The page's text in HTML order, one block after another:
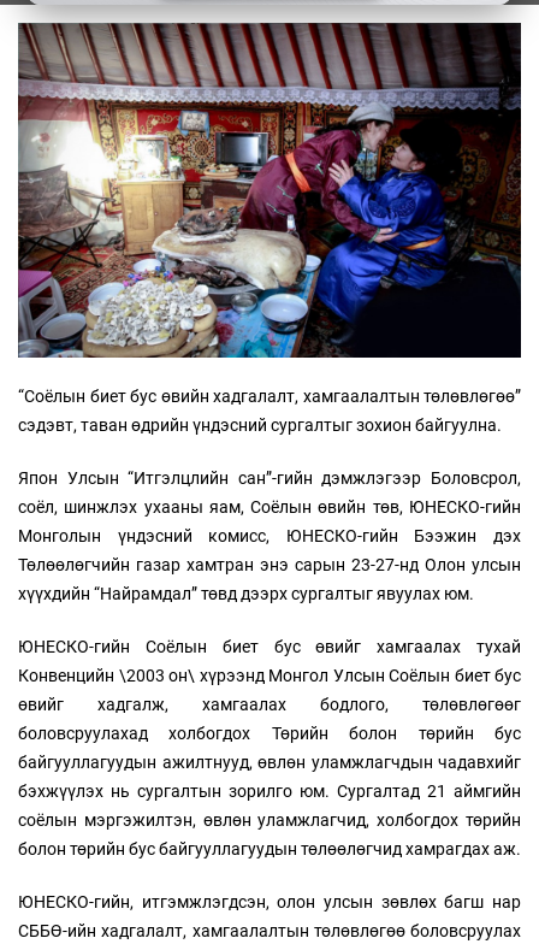
“Соёлын биет бус өвийн хадгалалт, хамгаалалтын төлөвлөгөө”
сэдэвт, таван өдрийн үндэсний сургалтыг зохион байгуулна.
Япон Улсын “Итгэлцлийн сан”-гийн дэмжлэгээр Боловсрол,
соёл, шинжлэх ухааны яам, Соёлын өвийн төв, ЮНЕСКО-гийн
Монголын үндэсний комисс, ЮНЕСКО-гийн Бээжин дэх
Төлөөлөгчийн газар хамтран энэ сарын 23-27-нд Олон улсын
хүүхдийн “Найрамдал” төвд дээрх сургалтыг явуулах юм.
ЮНЕСКО-гийн Соёлын биет бус өвийг хамгаалах тухай
Конвенцийн \2003 он\ хүрээнд Монгол Улсын Соёлын биет бус
өвийг хадгалж, хамгаалах бодлого, төлөвлөгөөг
боловсруулахад холбогдох Төрийн болон төрийн бус
байгууллагуудын ажилтнууд, өвлөн уламжлагчдын чадавхийг
бэхжүүлэх нь сургалтын зорилго юм. Сургалтад 21 аймгийн
соёлын мэргэжилтэн, өвлөн уламжлагчид, холбогдох төрийн
болон төрийн бус байгууллагуудын төлөөлөгчид хамрагдах аж.
ЮНЕСКО-гийн, итгэмжлэгдсэн, олон улсын зөвлөх багш нар
СББӨ-ийн хадгалалт, хамгаалалтын төлөвлөгөө боловсруулах